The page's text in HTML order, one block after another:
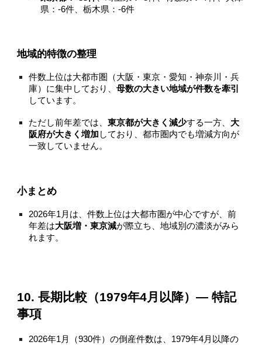
県：-6件、栃木県：-6件
地域的特徴の整理
件数上位は大都市圏（大阪・東京・愛知・神奈川・兵
庫）に集中しており、母数の大きい地域が件数を牽引
しています。
ただし前年差では、東京都が大きく減少する一方、 大
阪府が大きく増加 しており、都市圏内でも増減方向が
一致していません。
小まとめ
2026年1月は、件数上位は大都市圏が中心ですが、前
年差は大阪増・東京減が際立ち、地域別の濃淡がみら
れます。
10. 長期比較（1979年4月以降）— 特記
事項
2026年1月（930件）の倒産件数は、1979年4月以降の